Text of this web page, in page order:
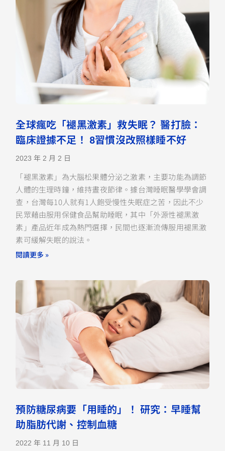
全球瘋吃「褪黑激素」救失眠？ 醫打臉：
臨床證據不足！ 8習慣沒改照樣睡不好
2023 年 2 月 2 日
「褪黑激素」為大腦松果體分泌之激素，主要功能為調節
人體的生理時鐘，維持晝夜節律。據台灣睡眠醫學學會調
查，台灣每10人就有1人飽受慢性失眠症之苦，因此不少
民眾藉由服用保健食品幫助睡眠，其中「外源性褪黑激
素」產品近年成為熱門選擇，民間也逐漸流傳服用褪黑激
素可緩解失眠的說法。
閱讀更多 »
預防糖尿病要「用睡的」！ 研究：早睡幫
助脂肪代謝、控制血糖
2022 年 11 月 10 日